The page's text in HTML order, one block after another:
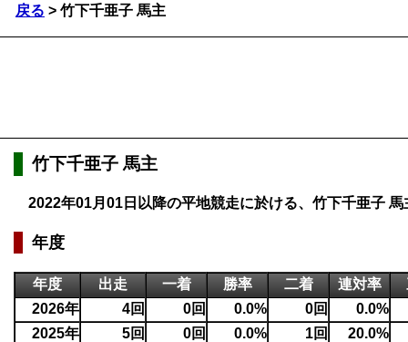
戻る > 竹下千亜子 馬主
竹下千亜子 馬主
2022年01月01日以降の平地競走に於ける、竹下千亜子
年度
年度 出走 一着 勝率 二着 連対率
2026年
4回 0回 0.0% 0回
0.0%
2025年
5回 0回 0.0% 1回
20.0%